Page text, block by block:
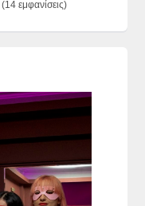
(14 εμφανίσεις)